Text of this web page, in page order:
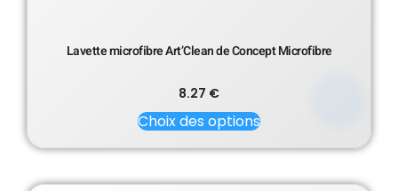
Lavette microfibre Art’Clean de Concept Microfibre
8.27 €
Choix des options